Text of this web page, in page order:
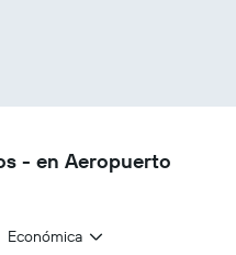
- en Aeropuerto
Económica